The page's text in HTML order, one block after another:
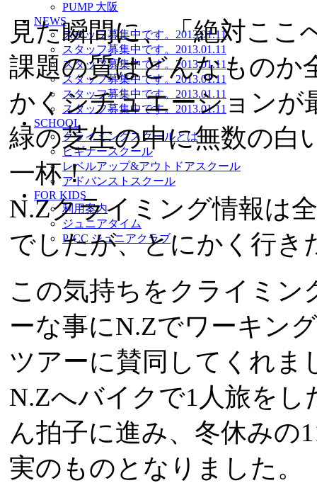
PUMP 大阪
NEWS
スタッフ募集中です。 2013.01.11
スタッフ募集中です。 2013.01.11
スタッフ募集中です。 2013.01.11
スタッフ募集中です。2013.01.11
スタッフ募集中です。 2013.01.11
スタッフ募集中です。 2013.01.11
SCHOOL
クライミングスクールとは
ビギナースクール
レベルアップ&アウトドアスクール
アドバンストスクール
FOR KIDS
利用案内
ジュニアタイム
PJCC ジュニアクラブ
見た瞬間に、「絶対ここ
課題の質はどんなものか
かくシチュエーションが
緑の芝生の中に無数の白
一杯！
N.Zクライミング情報は
でしたが、とにかく行き
この気持ちをクライミ
ーな事にN.Zでワーキン
ツアーに賛同してくれま
N.Zへバイクで1人旅を
ん拍子に進み、冬休みの
実のものとなりました。